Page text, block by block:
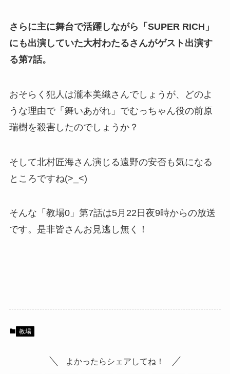
さらに主に舞台で活躍しながら「SUPER RICH」
にも出演していた大村わたるさんがゲスト出演す
る第7話。
おそらく犯人は瀧本美織さんでしょうが、どのよ
うな理由で「舞いあがれ」でむっちゃん役の前原
瑞樹を殺害したのでしょうか？
そして北村匠海さん演じる遠野の安否も気になる
ところですね(>_<)
そんな「教場0」第7話は5月22日夜9時からの放送
です。是非皆さんお見逃し無く！
教場
よかったらシェアしてね！